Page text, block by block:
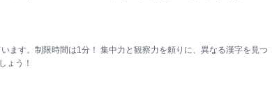
ます。制限時間は1分！ 集中力と観察力を頼りに、異なる漢字を見つ
ょう！